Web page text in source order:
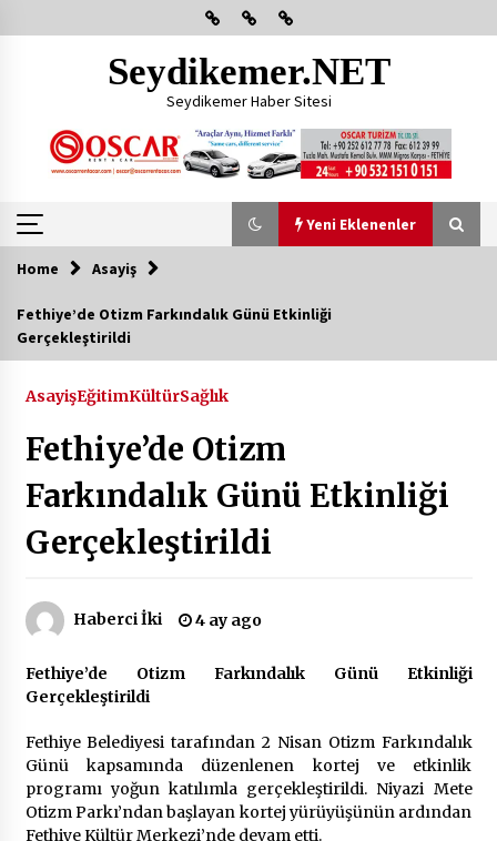
to
Seydikemer.NET
Seydikemer Haber Sitesi
Yeni Eklenenler
Yeni Eklenenler
CHP FETHİYE’DEN “ÜYE BULUŞMASI” ETKİNLİĞİ
Çevre Bilinci Sahneye Taşınıyor: Çocuklardan
2 ay ago
FETHİYE BELEDİYESİ HAZİRAN AYI MECLİS
TOPLANTISI GERÇEKLEŞTİRİLDİ
2 ay ago
Home Asayiş
Fethiye’de Otizm Farkındalık Günü Etkinliği
Gerçekleştirildi
AsayişEğitimKültürSağlık
Fethiye’de Otizm
Farkındalık Günü Etkinliği
Gerçekleştirildi
Haberci İki 4 ay ago
Fethiye’de Otizm Farkındalık Günü Etkinliği
Gerçekleştirildi
Fethiye Belediyesi tarafından 2 Nisan Otizm Farkındalık
Günü kapsamında düzenlenen kortej ve etkinlik
programı yoğun katılımla gerçekleştirildi. Niyazi Mete
Otizm Parkı’ndan başlayan kortej yürüyüşünün ardından
Fethiye Kültür Merkezi’nde devam etti.